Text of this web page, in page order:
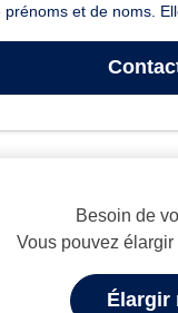
et de noms.
Besoin de
Vous pouvez
Élargir